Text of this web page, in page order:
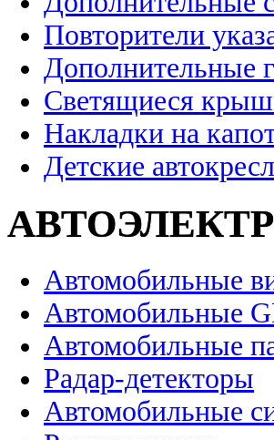
Повторители
Дополнительные
Светящиеся
Накладки на
Детские
Автомобильные
Автомобильные
Автомобильные
Радар-детекторы
Автомобильные